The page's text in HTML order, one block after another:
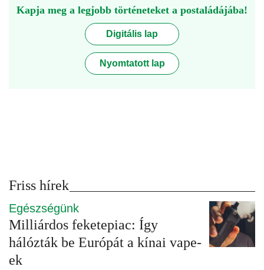
Kapja meg a legjobb történeteket a postaládájába!
Digitális lap
Nyomtatott lap
Friss hírek
Egészségünk
Milliárdos feketepiac: Így
hálózták be Európát a kínai vape-
ek